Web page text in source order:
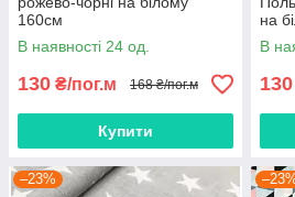
160см
В наявності 24 од.
130 ₴/пог.м 168 ₴/пог.м
Купити
на
В
130
–23%